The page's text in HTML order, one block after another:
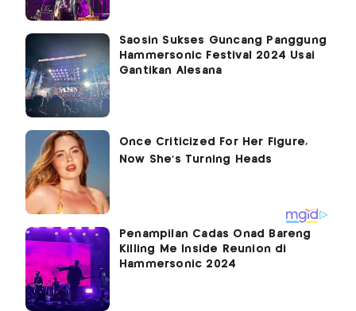
Saosin Sukses Guncang Panggung
Hammersonic Festival 2024 Usai
Gantikan Alesana
Penampilan Cadas Onad Bareng
Killing Me Inside Reunion di
Hammersonic 2024